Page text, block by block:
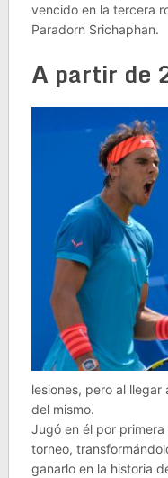
vencido en la tercera
Paradorn Srichaphan.
A partir de
lesiones, pero al
del mismo.
Jugó en él por
torneo,
ganarlo en la historia